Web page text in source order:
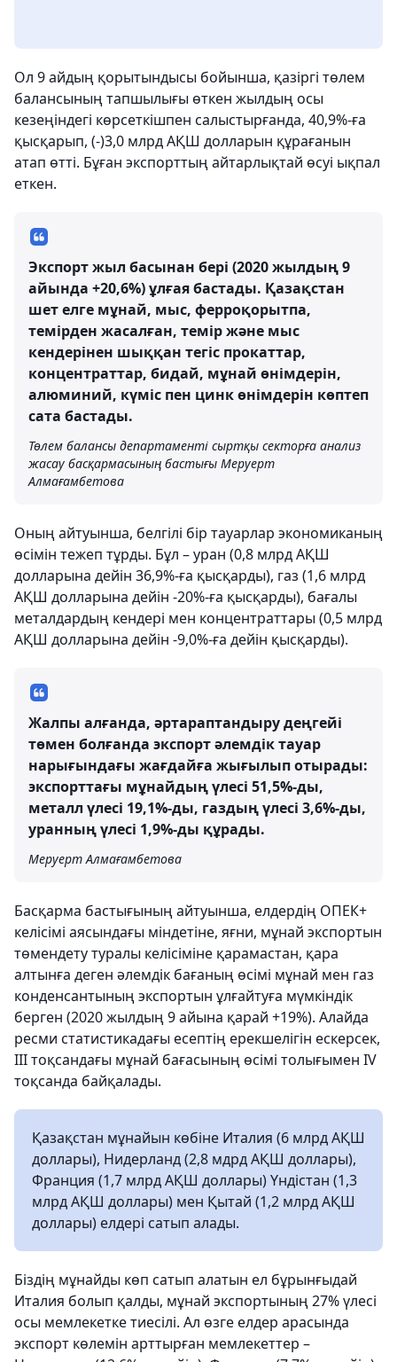
Ол 9 айдың қорытындысы бойынша, қазіргі төлем
балансының тапшылығы өткен жылдың осы
кезеңіндегі көрсеткішпен салыстырғанда, 40,9%-ға
қысқарып, (-)3,0 млрд АҚШ долларын құрағанын
атап өтті. Бұған экспорттың айтарлықтай өсуі ықпал
еткен.
Экспорт жыл басынан бері (2020 жылдың 9
айында +20,6%) ұлғая бастады. Қазақстан
шет елге мұнай, мыс, ферроқорытпа,
темірден жасалған, темір және мыс
кендерінен шыққан тегіс прокаттар,
концентраттар, бидай, мұнай өнімдерін,
алюминий, күміс пен цинк өнімдерін көптеп
сата бастады.
Төлем балансы департаменті сыртқы секторға анализ
жасау басқармасының бастығы Меруерт
Алмағамбетова
Оның айтуынша, белгілі бір тауарлар экономиканың
өсімін тежеп тұрды. Бұл – уран (0,8 млрд АҚШ
долларына дейін 36,9%-ға қысқарды), газ (1,6 млрд
АҚШ долларына дейін -20%-ға қысқарды), бағалы
металдардың кендері мен концентраттары (0,5 млрд
АҚШ долларына дейін -9,0%-ға дейін қысқарды).
Жалпы алғанда, әртараптандыру деңгейі
төмен болғанда экспорт әлемдік тауар
нарығындағы жағдайға жығылып отырады:
экспорттағы мұнайдың үлесі 51,5%-ды,
металл үлесі 19,1%-ды, газдың үлесі 3,6%-ды,
уранның үлесі 1,9%-ды құрады.
Меруерт Алмағамбетова
Басқарма бастығының айтуынша, елдердің ОПЕК+
келісімі аясындағы міндетіне, яғни, мұнай экспортын
төмендету туралы келісіміне қарамастан, қара
алтынға деген әлемдік бағаның өсімі мұнай мен газ
конденсантының экспортын ұлғайтуға мүмкіндік
берген (2020 жылдың 9 айына қарай +19%). Алайда
ресми статистикадағы есептің ерекшелігін ескерсек,
ІІІ тоқсандағы мұнай бағасының өсімі толығымен ІV
тоқсанда байқалады.
Қазақстан мұнайын көбіне Италия (6 млрд АҚШ
доллары), Нидерланд (2,8 мдрд АҚШ доллары),
Франция (1,7 млрд АҚШ доллары) Үндістан (1,3
млрд АҚШ доллары) мен Қытай (1,2 млрд АҚШ
доллары) елдері сатып алады.
Біздің мұнайды көп сатып алатын ел бұрынғыдай
Италия болып қалды, мұнай экспортының 27% үлесі
осы мемлекетке тиесілі. Ал өзге елдер арасында
экспорт көлемін арттырған мемлекеттер –